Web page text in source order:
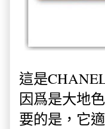
這是
因爲是大地
要的是，它